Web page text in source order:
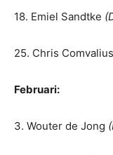
18. Emiel Sandtke
25. Chris Comvalius
Februari:
3. Wouter de Jong